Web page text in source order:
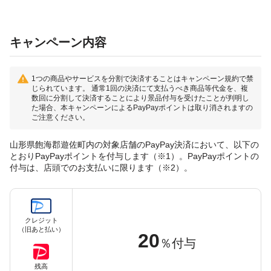
キャンペーン内容
1つの商品やサービスを分割で決済することはキャンペーン規約で禁
じられています。 通常1回の決済にて支払うべき商品等代金を、複
数回に分割して決済することにより景品付与を受けたことが判明し
た場合、本キャンペーンによるPayPayポイントは取り消されますの
ご注意ください。
山形県飽海郡遊佐町内の対象店舗のPayPay決済において、以下の
とおりPayPayポイントを付与します（※1）。PayPayポイントの
付与は、店頭でのお支払いに限ります（※2）。
クレジット
（旧あと払い）
残高
20 ％付与